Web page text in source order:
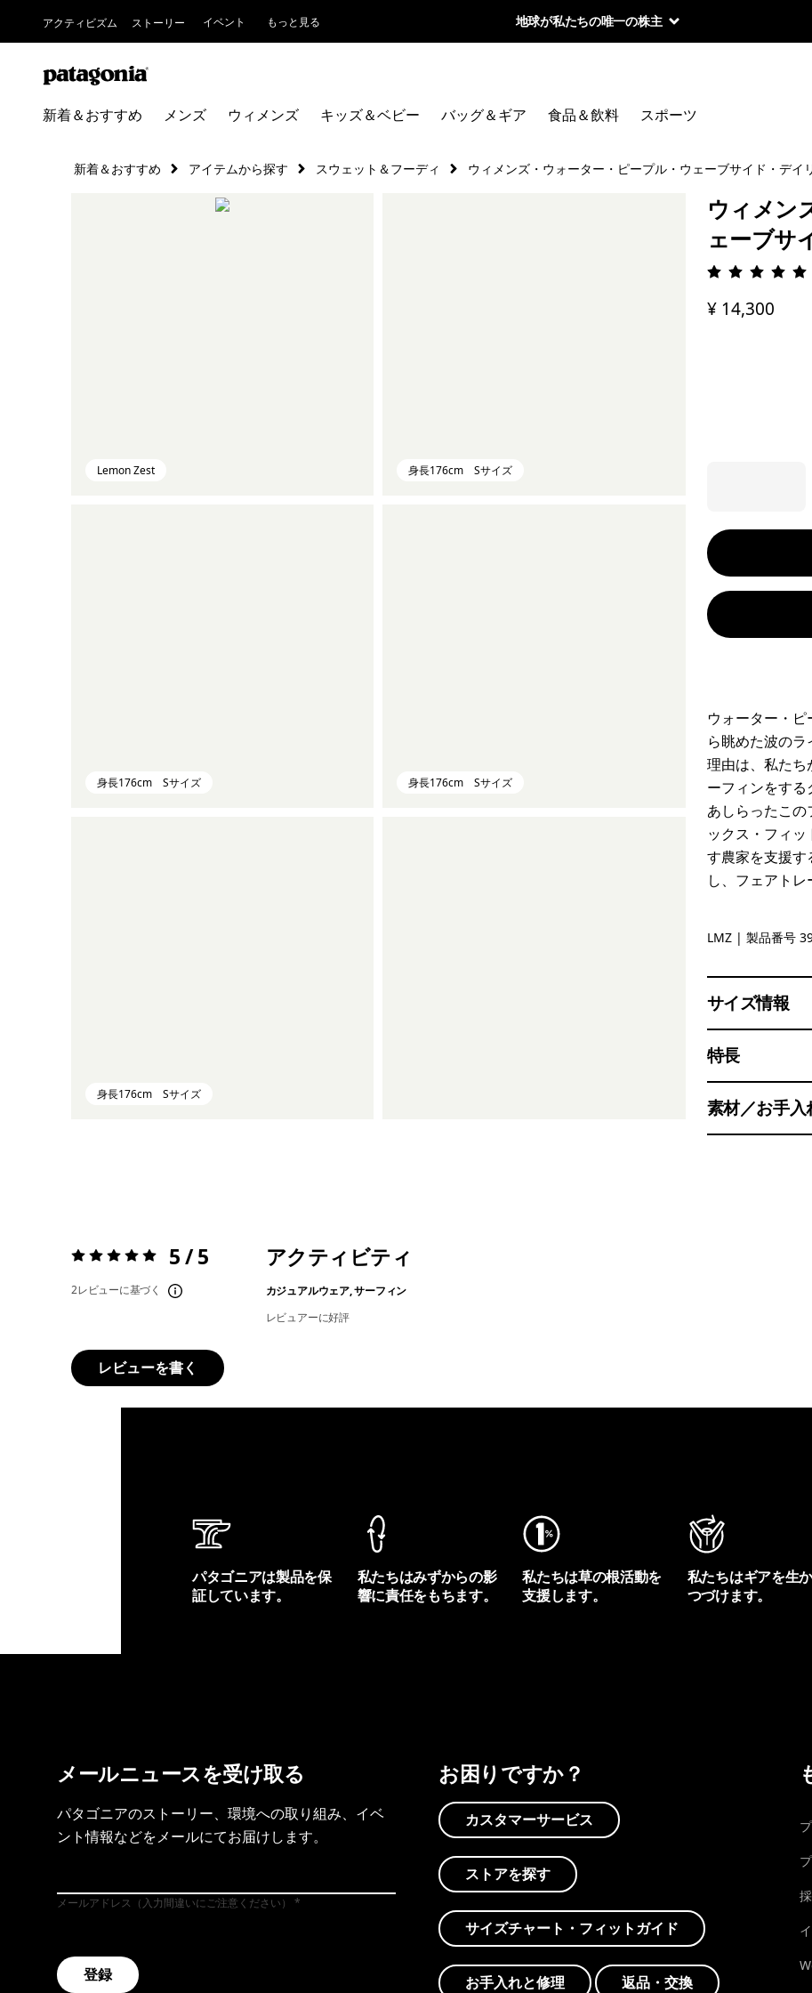
アクティビズム ストーリー イベント もっと見る 地球が私たちの唯一の株主
新着＆おすすめ メンズ ウィメンズ キッズ＆ベビー バッグ＆ギア 食品＆飲料 スポーツ
新着＆おすすめ アイテムから探す スウェット＆フーディ ウィメンズ・ウォーター・ピープル・ウェーブサイド・デイ
Lemon Zest 身長176cm Sサイズ
身長176cm Sサイズ 身長176cm Sサイズ
身長176cm Sサイズ
ウィメン
ェーブサ
評価: 5 / 5
¥ 14,300
ウォーター・
ら眺めた波の
理由は、私たち
ーフィンをす
あしらったこ
ックス・フィ
す農家を支援す
し、フェアト
Lemon Zest
LMZ | 製品番号
サイズ情報
特長
素材／お手入
評価:5 / 5 5 / 5
2レビューに基づく
アクティビティ
カジュアルウェア, サーフィン
レビュアーに好評
レビューを書く
パタゴニアは製品を保
証しています。
私たちはみずからの影
響に責任をもちます。
私たちは草の根活動を
支援します。
私たちはギアを生
つづけます。
メールニュースを受け取る
パタゴニアのストーリー、環境への取り組み、イベ
ント情報などをメールにてお届けします。
メールアドレス（入力間違いにご注意ください）
登録
お困りですか？
カスタマーサービス
ストアを探す
サイズチャート・フィットガイド
お手入れと修理 返品・交換